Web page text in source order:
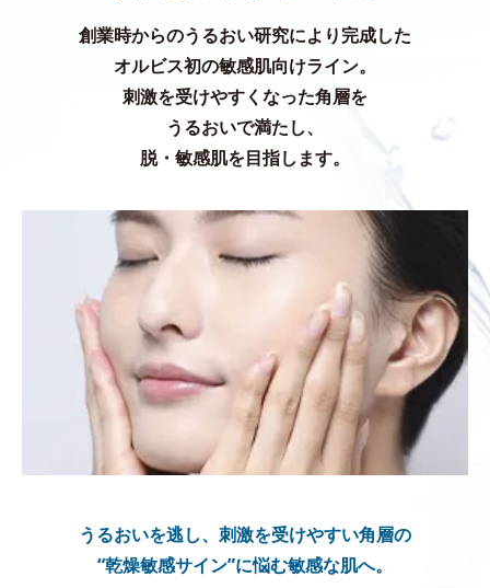
創業時からのうるおい研究により完成した
オルビス初の敏感肌向けライン。
刺激を受けやすくなった角層を
うるおいで満たし、
脱・敏感肌を目指します。
うるおいを逃し、刺激を受けやすい角層の
“乾燥敏感サイン”に悩む敏感な肌へ。